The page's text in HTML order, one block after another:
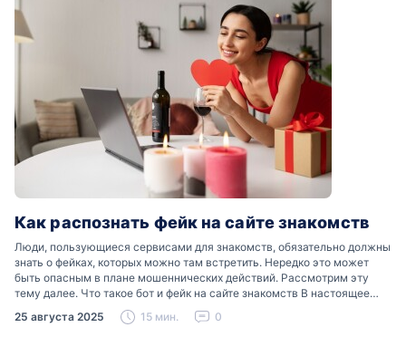
Как распознать фейк на сайте знакомств
Люди, пользующиеся сервисами для знакомств, обязательно должны
знать о фейках, которых можно там встретить. Нередко это может
быть опасным в плане мошеннических действий. Рассмотрим эту
тему далее. Что такое бот и фейк на сайте знакомств В настоящее
время можно встретить свою…
25 августа 2025 15 мин. 0